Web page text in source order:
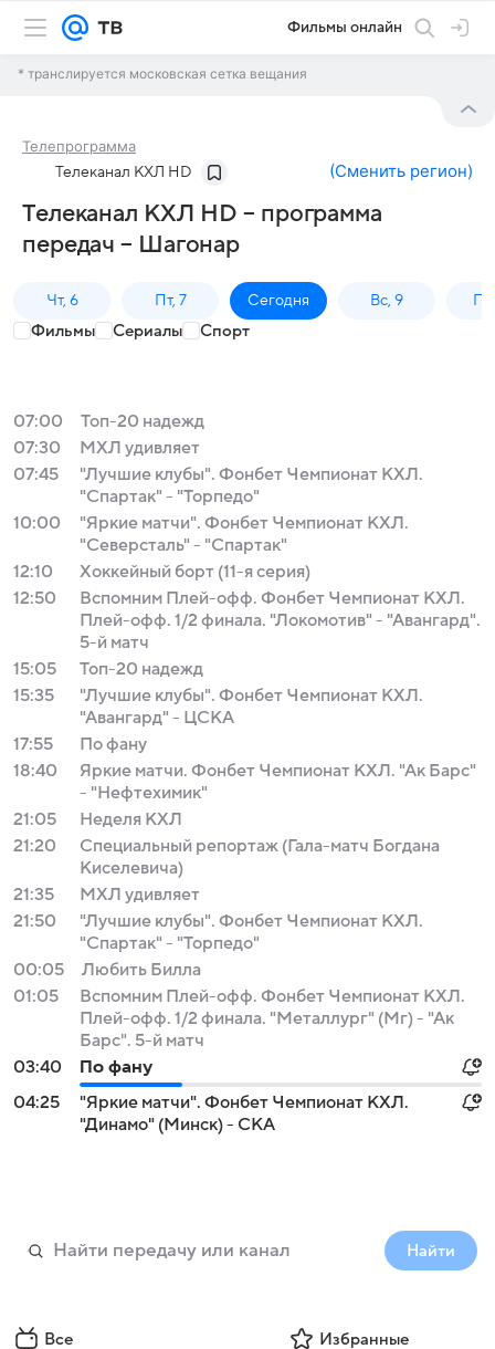
Фильмы онлайн
* транслируется московская сетка вещания
Телепрограмма
Телеканал КХЛ HD (Сменить регион)
Телеканал КХЛ HD – программа
передач – Шагонар
Чт, 6 Пт, 7 Сегодня Вс, 9
Фильмы Сериалы Спорт
07:00
Топ-20 надежд
07:30
МХЛ удивляет
07:45
"Лучшие клубы". Фонбет Чемпионат КХЛ.
"Спартак" - "Торпедо"
10:00
"Яркие матчи". Фонбет Чемпионат КХЛ.
"Северсталь" - "Спартак"
12:10
Хоккейный борт (11-я серия)
12:50
Вспомним Плей-офф. Фонбет Чемпионат КХЛ.
Плей-офф. 1/2 финала. "Локомотив" - "Авангард".
5-й матч
15:05
Топ-20 надежд
15:35
"Лучшие клубы". Фонбет Чемпионат КХЛ.
"Авангард" - ЦСКА
17:55
По фану
18:40
Яркие матчи. Фонбет Чемпионат КХЛ. "Ак Барс"
- "Нефтехимик"
21:05
Неделя КХЛ
21:20
Специальный репортаж (Гала-матч Богдана
Киселевича)
21:35
МХЛ удивляет
21:50
"Лучшие клубы". Фонбет Чемпионат КХЛ.
"Спартак" - "Торпедо"
00:05
Любить Билла
01:05
Вспомним Плей-офф. Фонбет Чемпионат КХЛ.
Плей-офф. 1/2 финала. "Металлург" (Мг) - "Ак
Барс". 5-й матч
03:40
По фану
04:25
"Яркие матчи". Фонбет Чемпионат КХЛ.
"Динамо" (Минск) - СКА
Найти
Все Избранные